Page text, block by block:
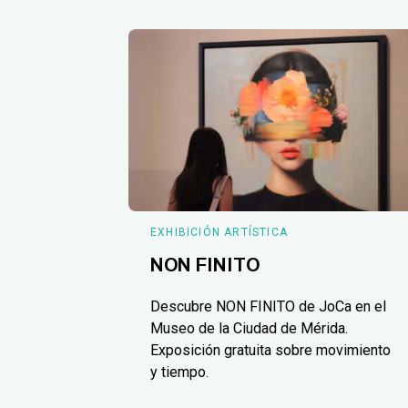
EXHIBICIÓN ARTÍSTICA
NON FINITO
Descubre NON FINITO de JoCa en el
Museo de la Ciudad de Mérida.
Exposición gratuita sobre movimiento
y tiempo.